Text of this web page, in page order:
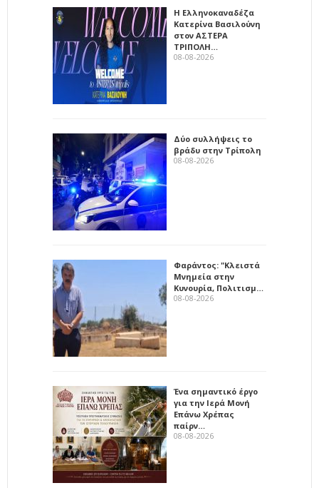
Η Ελληνοκαναδέζα
Κατερίνα Βασιλούνη
στον ΑΣΤΕΡΑ
ΤΡΙΠΟΛΗ…
08-08-2026
Δύο συλλήψεις το
βράδυ στην Τρίπολη
08-08-2026
Φαράντος: "Κλειστά
Μνημεία στην
Κυνουρία, Πολιτισμ…
08-08-2026
Ένα σημαντικό έργο
για την Ιερά Μονή
Επάνω Χρέπας
παίρν…
08-08-2026